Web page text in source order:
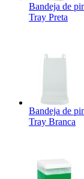
Bandeja de
Tray Preta
Bandeja de
Tray Branca